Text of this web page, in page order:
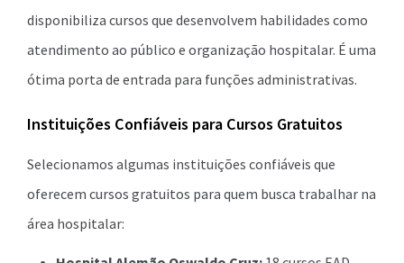
disponibiliza cursos que desenvolvem habilidades como
atendimento ao público e organização hospitalar. É uma
ótima porta de entrada para funções administrativas.
Instituições Confiáveis para Cursos Gratuitos
Selecionamos algumas instituições confiáveis que
oferecem cursos gratuitos para quem busca trabalhar na
área hospitalar: